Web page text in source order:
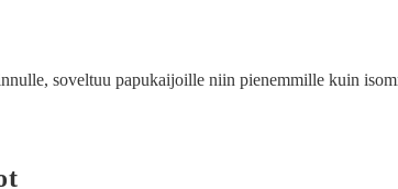
soveltuu papukaijoille niin pienemmille kuin